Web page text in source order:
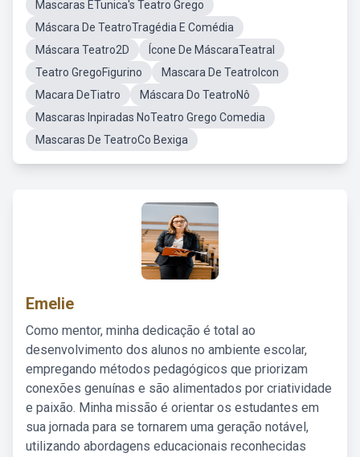
Mascaras ETunica's Teatro Grego
Máscara De TeatroTragédia E Comédia
Máscara Teatro2D
Ícone De MáscaraTeatral
Teatro GregoFigurino
Mascara De TeatroIcon
Macara DeTiatro
Máscara Do TeatroNô
Mascaras Inpiradas NoTeatro Grego Comedia
Mascaras De TeatroCo Bexiga
Emelie
Como mentor, minha dedicação é total ao
desenvolvimento dos alunos no ambiente escolar,
empregando métodos pedagógicos que priorizam
conexões genuínas e são alimentados por criatividade
e paixão. Minha missão é orientar os estudantes em
sua jornada para se tornarem uma geração notável,
utilizando abordagens educacionais reconhecidas